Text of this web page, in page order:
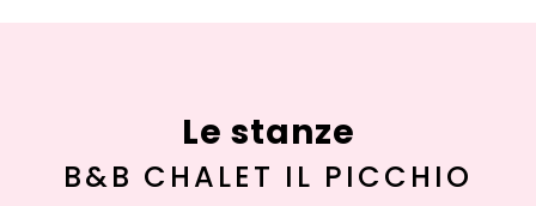
Le stanze
B&B CHALET IL PICCHIO